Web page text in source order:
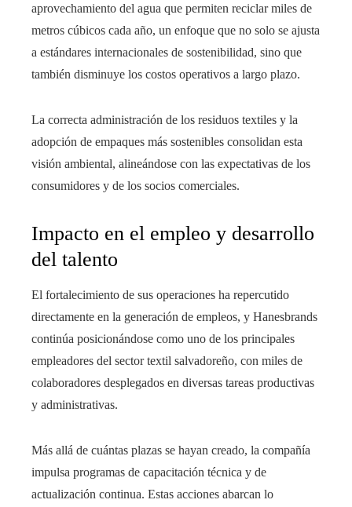
aprovechamiento del agua que permiten reciclar miles de
metros cúbicos cada año, un enfoque que no solo se ajusta
a estándares internacionales de sostenibilidad, sino que
también disminuye los costos operativos a largo plazo.
La correcta administración de los residuos textiles y la
adopción de empaques más sostenibles consolidan esta
visión ambiental, alineándose con las expectativas de los
consumidores y de los socios comerciales.
Impacto en el empleo y desarrollo
del talento
El fortalecimiento de sus operaciones ha repercutido
directamente en la generación de empleos, y Hanesbrands
continúa posicionándose como uno de los principales
empleadores del sector textil salvadoreño, con miles de
colaboradores desplegados en diversas tareas productivas
y administrativas.
Más allá de cuántas plazas se hayan creado, la compañía
impulsa programas de capacitación técnica y de
actualización continua. Estas acciones abarcan lo